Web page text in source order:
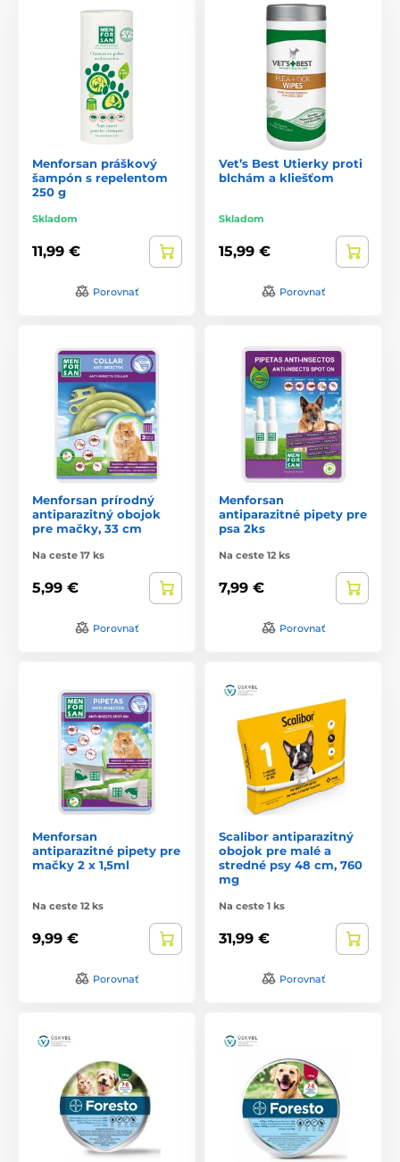
Menforsan práškový
šampón s repelentom
250 g
Skladom
11,99 €
Porovnať
Vet’s Best Utierky proti
blchám a kliešťom
Skladom
15,99 €
Porovnať
Menforsan prírodný
antiparazitný obojok
pre mačky, 33 cm
Na ceste 17 ks
5,99 €
Porovnať
Menforsan
antiparazitné pipety pre
psa 2ks
Na ceste 12 ks
7,99 €
Porovnať
Menforsan
antiparazitné pipety pre
mačky 2 x 1,5ml
Na ceste 12 ks
9,99 €
Porovnať
Scalibor antiparazitný
obojok pre malé a
stredné psy 48 cm, 760
mg
Na ceste 1 ks
31,99 €
Porovnať